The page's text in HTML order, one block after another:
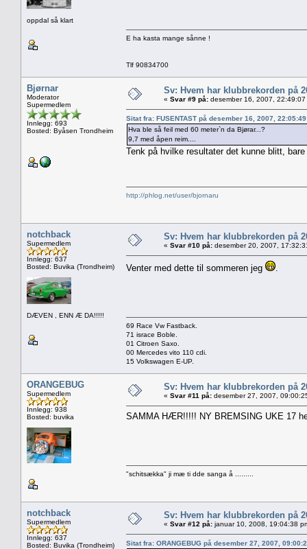
oppdal så klart
E ha kasta mange sånne !
Tlf 90834700
Bjørnar
Moderator
Supermedlem
Innlegg: 693
Bosted: Byåsen Trondheim
Sv: Hvem har klubbrekorden på
« Svar #9 på: desember 16, 2007, 22:49:07
Sitat fra: FUSENTAST på desember 16, 2007,
Hva ble så feil med 60 meter`n da Bjørar...?
9,7 med åpen reim....
Tenk på hvilke resultater det kunne blitt,
http://phlog.net/user/bjornaru
notchback
Supermedlem
Innlegg: 637
Bosted: Buvika (Trondheim)
DÆVEN , ENN Æ DA!!!!!
Sv: Hvem har klubbrekorden på
« Svar #10 på: desember 20, 2007,
Venter med dette til sommeren jeg
69 Race Vw Fastback.
71 israce Boble.
01 Citroen Saxo.
00 Mercedes vito 110 cdi.
15 Volkswagen E-UP.
ORANGEBUG
Supermedlem
Innlegg: 938
Bosted: buvika
Sv: Hvem har klubbrekorden på
« Svar #11 på: desember 27, 2007,
SAMMA HÆR!!!!! NY BREMSING UKE 17
"schitsækka" ji mæ ti dde sanga å .........
notchback
Supermedlem
Innlegg: 637
Bosted: Buvika (Trondheim)
Sv: Hvem har klubbrekorden på
« Svar #12 på: januar 10, 2008, 19:04:38
Sitat fra: ORANGEBUG på desember 27, 2007,